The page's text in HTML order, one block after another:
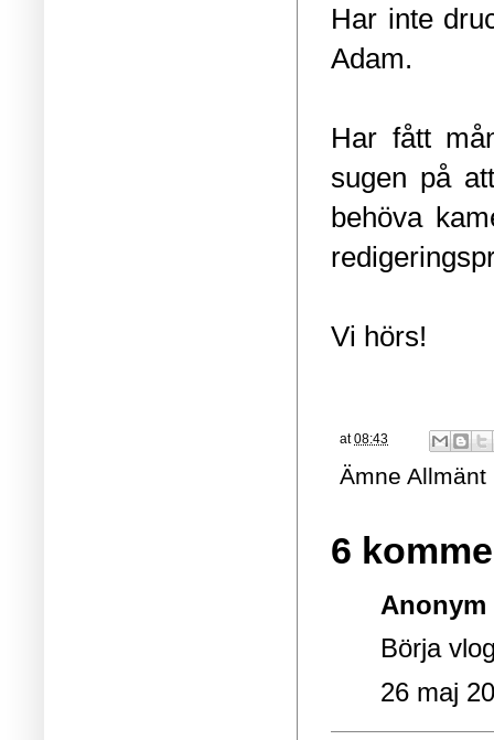
Har inte
Adam.
Har fått
sugen på
behöva
Vi hörs!
at08:43
Ämne Allmänt
6
Anonym
Börja
26 maj